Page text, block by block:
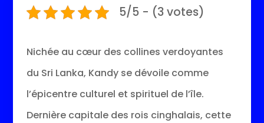
5/5 - (3 votes)
Nichée au cœur des collines verdoyantes
du Sri Lanka, Kandy se dévoile comme
l’épicentre culturel et spirituel de l’île.
Dernière capitale des rois cinghalais, cette